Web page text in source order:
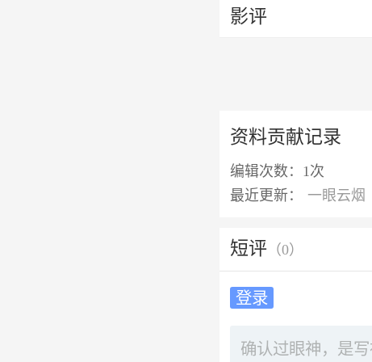
影评
资料贡献记录
编辑次数： 1次
最近更新：
一眼云烟
短评（0）
登录